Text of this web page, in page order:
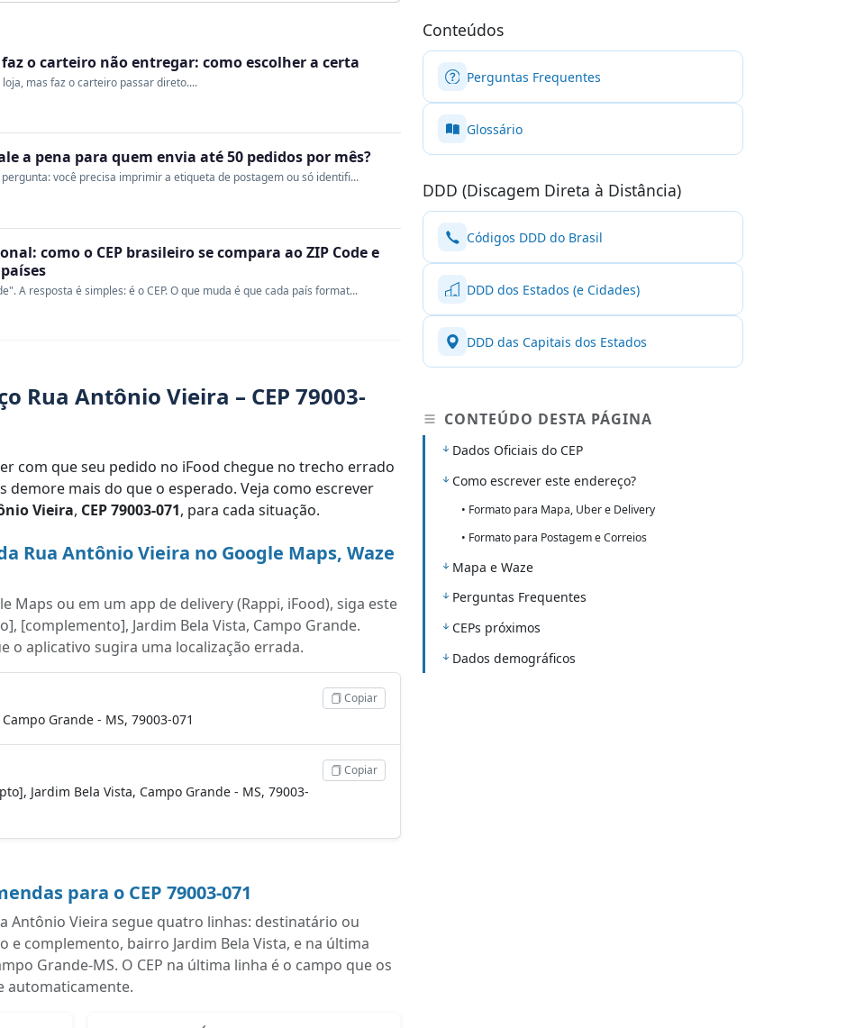
o carteiro não entregar: como escolher a certa
mas faz o carteiro passar direto....
a pena para quem envia até 50 pedidos por mês?
você precisa imprimir a etiqueta de postagem ou só identifi...
como o CEP brasileiro se compara ao ZIP Code e
A resposta é simples: é o CEP. O que muda é que cada país format...
Rua Antônio Vieira – CEP 79003-
com que seu pedido no iFood chegue no trecho errado
demore mais do que o esperado. Veja como escrever
Vieira, CEP 79003-071, para cada situação.
Rua Antônio Vieira no Google Maps, Waze
Maps ou em um app de delivery (Rappi, iFood), siga este
[complemento], Jardim Bela Vista, Campo Grande.
o aplicativo sugira uma localização errada.
Grande - MS, 79003-071
Copiar
Jardim Bela Vista, Campo Grande - MS, 79003-
Copiar
para o CEP 79003-071
Antônio Vieira segue quatro linhas: destinatário ou
complemento, bairro Jardim Bela Vista, e na última
Grande-MS. O CEP na última linha é o campo que os
automaticamente.
Conteúdos
Perguntas Frequentes
Glossário
DDD (Discagem Direta à Distância)
Códigos DDD do Brasil
DDD dos Estados (e Cidades)
DDD das Capitais dos Estados
CONTEÚDO DESTA PÁGINA
Dados Oficiais do CEP
Como escrever este endereço?
• Formato para Mapa, Uber e Delivery
• Formato para Postagem e Correios
Mapa e Waze
Perguntas Frequentes
CEPs próximos
Dados demográficos